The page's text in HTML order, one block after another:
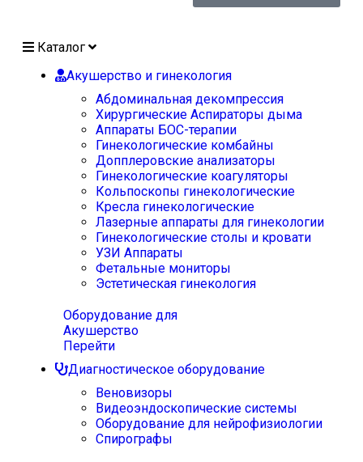
Каталог
Акушерство и гинекология
Абдоминальная декомпрессия
Хирургические Аспираторы дыма
Аппараты БОС-терапии
Гинекологические комбайны
Допплеровские анализаторы
Гинекологические коагуляторы
Кольпоскопы гинекологические
Кресла гинекологические
Лазерные аппараты для гинекологии
Гинекологические столы и кровати
УЗИ Аппараты
Фетальные мониторы
Эстетическая гинекология
Оборудование для
Акушерство
Перейти
Диагностическое оборудование
Веновизоры
Видеоэндоскопические системы
Оборудование для нейрофизиологии
Спирографы